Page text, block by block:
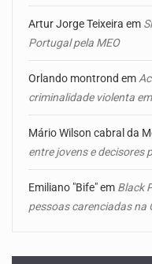
Artur Jorge Teixeira em
Portugal pela MEO
Orlando montrond em
criminalidade violenta
Mário Wilson cabral da
entre jovens e decisores
Emiliano "Bife"em Black
pessoas carenciadas na